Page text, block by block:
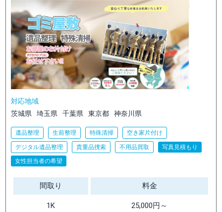
対応地域
茨城県
埼玉県 千葉県 東京都 神奈川県
遺品整理 生前整理 特殊清掃 空き家片付け
デジタル遺品整理 貴重品捜索 不用品買取
写真見積もり
女性担当者の希望
間取り 料金
1K 25,000円～